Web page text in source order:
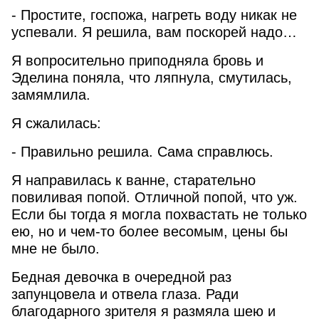
- Простите, госпожа, нагреть воду никак не
успевали. Я решила, вам поскорей надо…
Я вопросительно приподняла бровь и
Эделина поняла, что ляпнула, смутилась,
замямлила.
Я сжалилась:
- Правильно решила. Сама справлюсь.
Я направилась к ванне, старательно
повиливая попой. Отличной попой, что уж.
Если бы тогда я могла похвастать не только
ею, но и чем-то более весомым, цены бы
мне не было.
Бедная девочка в очередной раз
запунцовела и отвела глаза. Ради
благодарного зрителя я размяла шею и